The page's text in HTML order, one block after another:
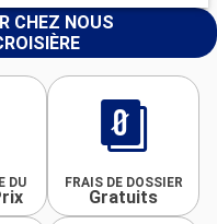
CHEZ NOUS
DU FRAIS DE DOSSIER
Gratuits